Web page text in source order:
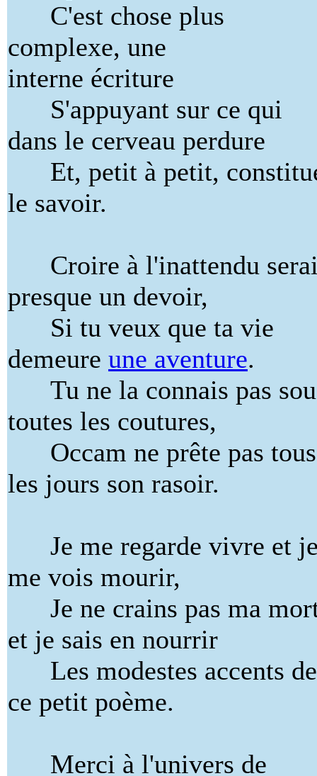
C'est chose plus
complexe, une
interne écriture
S'appuyant sur ce qui
dans le cerveau perdure
Et, petit à petit,
le savoir.
Croire à l'inattendu
presque un devoir,
Si tu veux que ta vie
demeure une aventure.
Tu ne la connais pas
toutes les coutures,
Occam ne prête pas tous
les jours son rasoir.
Je me regarde vivre et
me vois mourir,
Je ne crains pas ma
et je sais en nourrir
Les modestes accents de
ce petit poème.
Merci à l'univers de